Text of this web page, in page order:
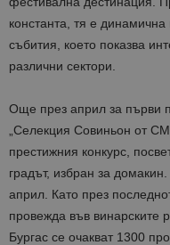
константа, тя е
събития, което показва
различни сектори.
Още през април за първи
„Селекция Совиньон от
престижния конкурс,
градът, избран за
април. Като през
провежда във винарските
Бургас се очакват 1300